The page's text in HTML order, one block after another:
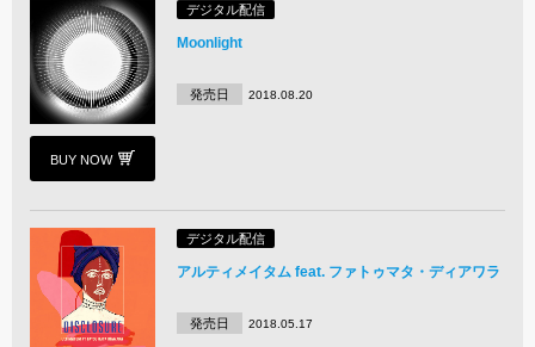
BUY NOW
デジタル配信
Moonlight
発売日 2018.08.20
デジタル配信
アルティメイタム feat. ファトゥマタ・ディアワラ
発売日 2018.05.17